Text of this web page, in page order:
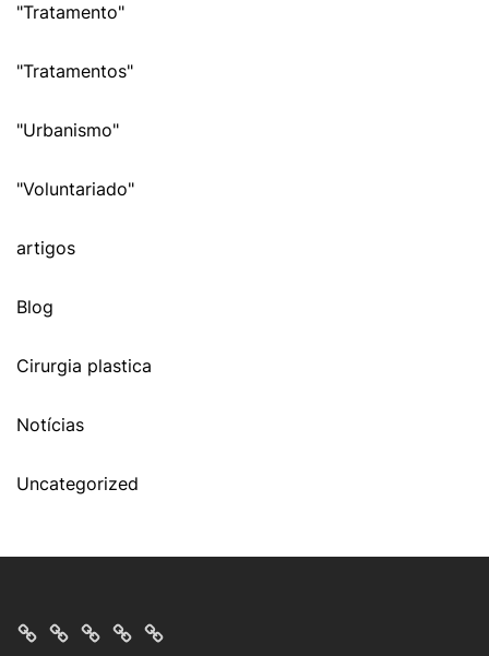
"Tratamento"
"Tratamentos"
"Urbanismo"
"Voluntariado"
artigos
Blog
Cirurgia plastica
Notícias
Uncategorized
HomeQuemContato
Conheca
Politica